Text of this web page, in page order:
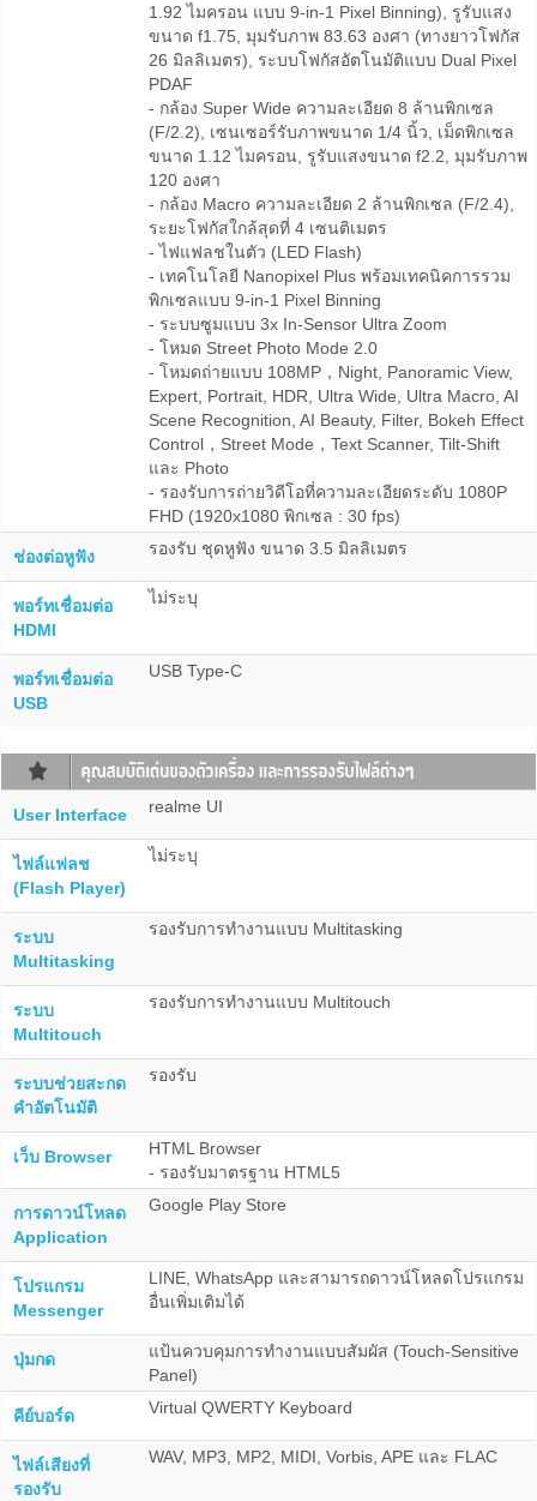
1.92 ไมครอน แบบ 9-in-1 Pixel Binning), รูรับแสง
ขนาด f1.75, มุมรับภาพ 83.63 องศา (ทางยาวโฟกัส
26 มิลลิเมตร), ระบบโฟกัสอัตโนมัติแบบ Dual Pixel
PDAF
- กล้อง Super Wide ความละเอียด 8 ล้านพิกเซล
(F/2.2), เซนเซอร์รับภาพขนาด 1/4 นิ้ว, เม็ดพิกเซล
ขนาด 1.12 ไมครอน, รูรับแสงขนาด f2.2, มุมรับภาพ
120 องศา
- กล้อง Macro ความละเอียด 2 ล้านพิกเซล (F/2.4),
ระยะโฟกัสใกล้สุดที่ 4 เซนติเมตร
- ไฟแฟลชในตัว (LED Flash)
- เทคโนโลยี Nanopixel Plus พร้อมเทคนิคการรวม
พิกเซลแบบ 9-in-1 Pixel Binning
- ระบบซูมแบบ 3x In-Sensor Ultra Zoom
- โหมด Street Photo Mode 2.0
- โหมดถ่ายแบบ 108MP，Night, Panoramic View,
Expert, Portrait, HDR, Ultra Wide, Ultra Macro, AI
Scene Recognition, AI Beauty, Filter, Bokeh Effect
Control，Street Mode，Text Scanner, Tilt-Shift
และ Photo
- รองรับการถ่ายวิดีโอที่ความละเอียดระดับ 1080P
FHD (1920x1080 พิกเซล : 30 fps)
ช่องต่อหูฟัง รองรับ ชุดหูฟัง ขนาด 3.5 มิลลิเมตร
พอร์ทเชื่อมต่อ
HDMI
ไม่ระบุ
พอร์ทเชื่อมต่อ
USB
USB Type-C
User Interface realme UI
ไฟล์แฟลช
(Flash Player)
ไม่ระบุ
ระบบ
Multitasking
รองรับการทำงานแบบ Multitasking
ระบบ
Multitouch
รองรับการทำงานแบบ Multitouch
ระบบช่วยสะกด
คำอัตโนมัติ
รองรับ
เว็บ Browser
HTML Browser
- รองรับมาตรฐาน HTML5
การดาวน์โหลด
Application
Google Play Store
โปรแกรม
Messenger
LINE, WhatsApp และสามารถดาวน์โหลดโปรแกรม
อื่นเพิ่มเติมได้
ปุ่มกด
แป้นควบคุมการทำงานแบบสัมผัส (Touch-Sensitive
Panel)
คีย์บอร์ด Virtual QWERTY Keyboard
ไฟล์เสียงที่
รองรับ
WAV, MP3, MP2, MIDI, Vorbis, APE และ FLAC